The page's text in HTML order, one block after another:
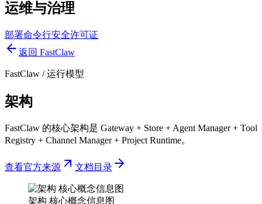
运维与治理
部署命令行安全许可证
返回 FastClaw
FastClaw /运行模型
架构
FastClaw 的核心架构是 Gateway + Store + Agent Manager + Tool
Registry + Channel Manager + Project Runtime。
查看官方来源 文档目录
架构 核心概念信息图